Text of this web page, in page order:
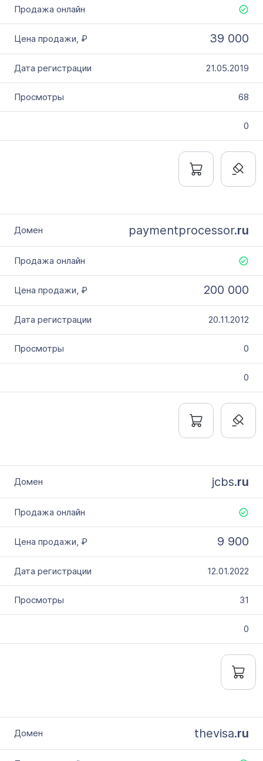
39 000
21.05.2019
68
0
paymentprocessor.ru
200 000
20.11.2012
0
0
jcbs.ru
9 900
12.01.2022
31
0
thevisa.ru